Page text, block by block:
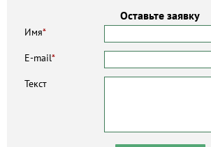
Оставьте заявку
Имя*
E-mail*
Текст